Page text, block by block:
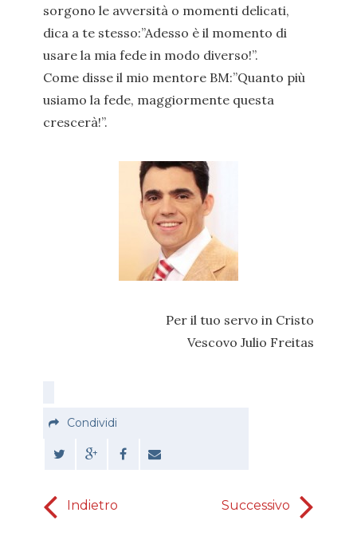
sorgono le avversità o momenti delicati,
dica a te stesso:”Adesso è il momento di
usare la mia fede in modo diverso!”.
Come disse il mio mentore BM:”Quanto più
usiamo la fede, maggiormente questa
crescerà!”.
Per il tuo servo in Cristo
Vescovo Julio Freitas
Condividi
Indietro Successivo
Essere